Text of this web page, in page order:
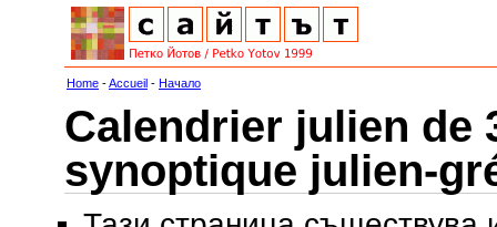
Home -Accueil - Начало
Calendrier julien de
synoptique julien-